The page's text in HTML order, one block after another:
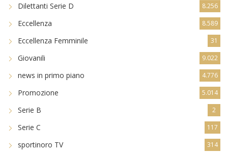
Dilettanti Serie D 8.256
Eccellenza 8.589
Eccellenza Femminile 31
Giovanili 9.022
news in primo piano 4.776
Promozione 5.014
Serie B 2
Serie C 117
sportinoro TV 314